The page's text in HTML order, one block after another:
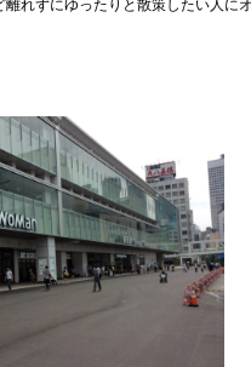
れずにゆったりと散策したい人にオ